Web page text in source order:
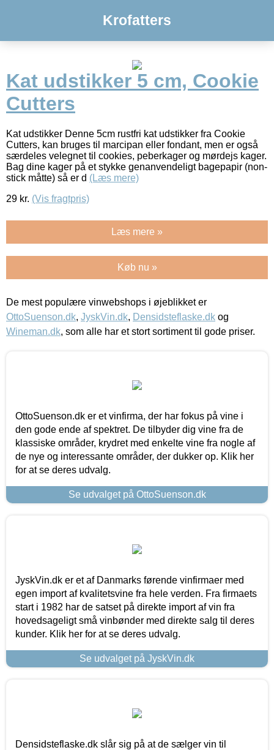
Krofatters
Kat udstikker 5 cm, Cookie
Cutters
Kat udstikker Denne 5cm rustfri kat udstikker fra Cookie
Cutters, kan bruges til marcipan eller fondant, men er også
særdeles velegnet til cookies, peberkager og mørdejs kager.
Bag dine kager på et stykke genanvendeligt bagepapir (non-
stick måtte) så er d (Læs mere)
29 kr. (Vis fragtpris)
Læs mere »
Køb nu »
De mest populære vinwebshops i øjeblikket er
OttoSuenson.dk, JyskVin.dk, Densidsteflaske.dk og
Wineman.dk, som alle har et stort sortiment til gode priser.
OttoSuenson.dk er et vinfirma, der har fokus på vine i
den gode ende af spektret. De tilbyder dig vine fra de
klassiske områder, krydret med enkelte vine fra nogle af
de nye og interessante områder, der dukker op. Klik her
for at se deres udvalg.
Se udvalget på OttoSuenson.dk
JyskVin.dk er et af Danmarks førende vinfirmaer med
egen import af kvalitetsvine fra hele verden. Fra firmaets
start i 1982 har de satset på direkte import af vin fra
hovedsageligt små vinbønder med direkte salg til deres
kunder. Klik her for at se deres udvalg.
Se udvalget på JyskVin.dk
Densidsteflaske.dk slår sig på at de sælger vin til